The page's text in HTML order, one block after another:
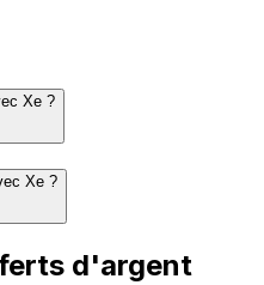
Xe ?
Xe ?
d'argent